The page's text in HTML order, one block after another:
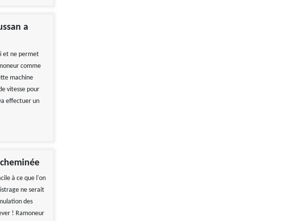
a
et ne permet
comme
machine
vitesse pour
effectuer un
à ce que l'on
ne serait
des
! Ramoneur